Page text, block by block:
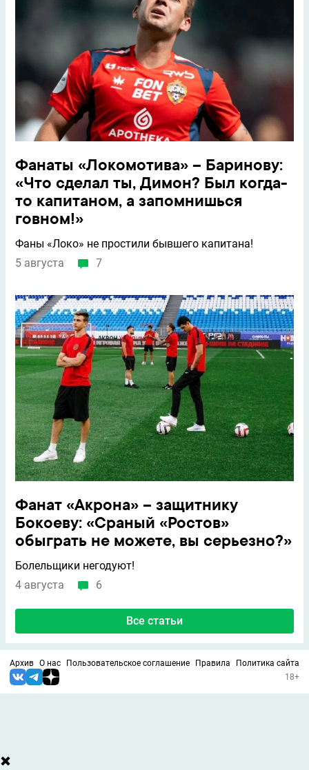
Фанаты «Локомотива» – Баринову:
«Что сделал ты, Димон? Был когда-
то капитаном, а запомнишься
говном!»
Фаны «Локо» не простили бывшего капитана!
5 августа
7
Фанат «Акрона» – защитнику
Бокоеву: «Сраный «Ростов»
обыграть не можете, вы серьезно?»
Болельщики негодуют!
4 августа
6
Все статьи
Архив О нас Пользовательское соглашение Правила
Политика сайта
18+